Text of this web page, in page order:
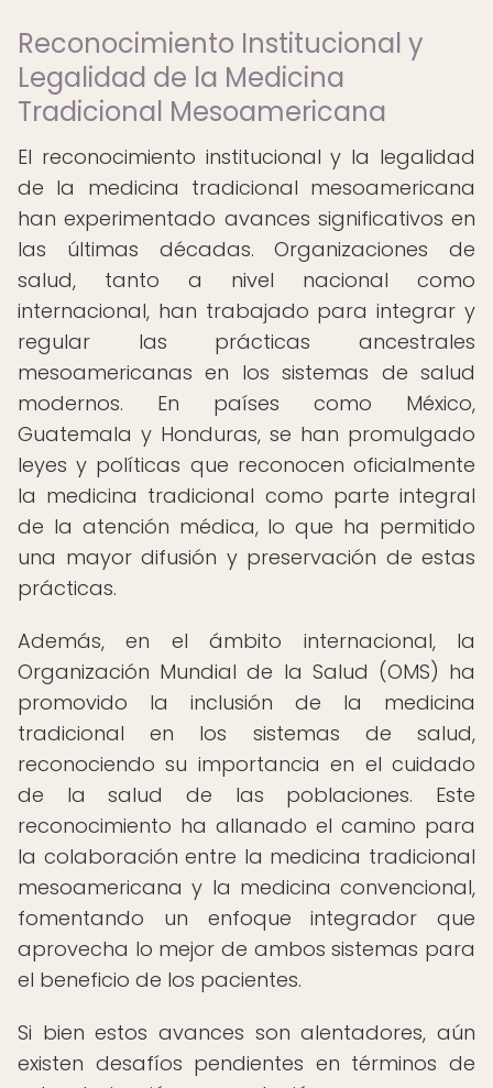
Reconocimiento Institucional y
Legalidad de la Medicina
Tradicional Mesoamericana
El reconocimiento institucional y la legalidad
de la medicina tradicional mesoamericana
han experimentado avances significativos en
las últimas décadas. Organizaciones de
salud, tanto a nivel nacional como
internacional, han trabajado para integrar y
regular las prácticas ancestrales
mesoamericanas en los sistemas de salud
modernos. En países como México,
Guatemala y Honduras, se han promulgado
leyes y políticas que reconocen oficialmente
la medicina tradicional como parte integral
de la atención médica, lo que ha permitido
una mayor difusión y preservación de estas
prácticas.
Además, en el ámbito internacional, la
Organización Mundial de la Salud (OMS) ha
promovido la inclusión de la medicina
tradicional en los sistemas de salud,
reconociendo su importancia en el cuidado
de la salud de las poblaciones. Este
reconocimiento ha allanado el camino para
la colaboración entre la medicina tradicional
mesoamericana y la medicina convencional,
fomentando un enfoque integrador que
aprovecha lo mejor de ambos sistemas para
el beneficio de los pacientes.
Si bien estos avances son alentadores, aún
existen desafíos pendientes en términos de